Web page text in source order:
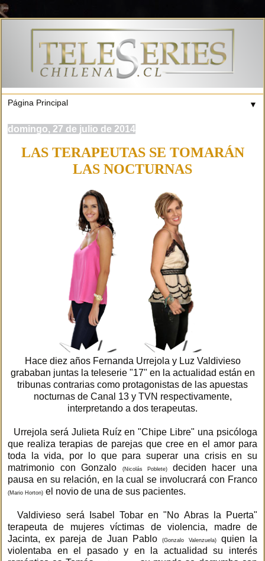
▼
domingo, 27 de julio de 2014
LAS TERAPEUTAS SE TOMARÁN
LAS NOCTURNAS
Hace diez años Fernanda Urrejola y Luz Valdivieso
grababan juntas la teleserie "17" en la actualidad están en
tribunas contrarias como protagonistas de las apuestas
nocturnas de Canal 13 y TVN respectivamente,
interpretando a dos terapeutas.
Urrejola será Julieta Ruíz en "Chipe Libre" una psicóloga
que realiza terapias de parejas que cree en el amor para
toda la vida, por lo que para superar una crisis en su
matrimonio con Gonzalo
(Nicolás Poblete) deciden hacer una
pausa en su relación, en la cual se involucrará con Franco
(Mario Horton) el novio de una de sus pacientes.
Valdivieso será Isabel Tobar en "No Abras la Puerta"
terapeuta de mujeres víctimas de violencia, madre de
Jacinta, ex pareja de Juan Pablo(Gonzalo Valenzuela)quien la
violentaba en el pasado y en la actualidad su interés